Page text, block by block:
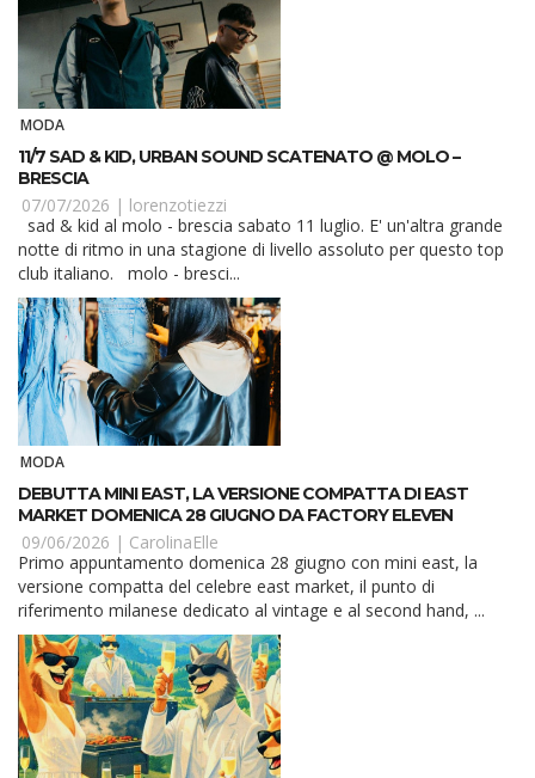
MODA
11/7 SAD & KID, URBAN SOUND SCATENATO @ MOLO –
BRESCIA
07/07/2026 | lorenzotiezzi
notte di ritmo in una stagione di livello assoluto per questo top
club italiano. molo - bresci...
MODA
DEBUTTA MINI EAST, LA VERSIONE COMPATTA DI EAST
MARKET DOMENICA 28 GIUGNO DA FACTORY ELEVEN
09/06/2026 | CarolinaElle
Primo appuntamento domenica 28 giugno con mini east, la
versione compatta del celebre east market, il punto di
riferimento milanese dedicato al vintage e al second hand, ...